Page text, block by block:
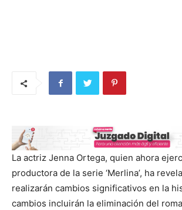
La actriz Jenna Ortega, quien ahora
productora de la serie ‘Merlina’, ha
realizarán cambios significativos en la
cambios incluirán la eliminación del